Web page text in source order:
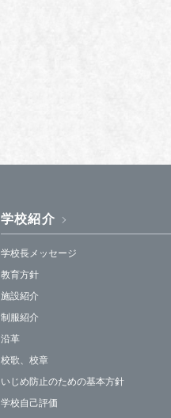
学校紹介
学校長メッセージ
教育方針
施設紹介
制服紹介
沿革
校歌、校章
いじめ防止のための基本方針
学校自己評価